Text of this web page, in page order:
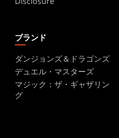
ブランド
ダンジョンズ＆ドラゴンズ
デュエル・マスターズ
マジック：ザ・ギャザリン
グ